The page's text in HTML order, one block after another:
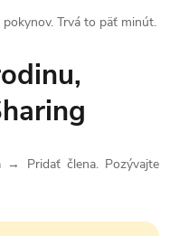
Trvá to päť minút.
Pridať člena. Pozývajte